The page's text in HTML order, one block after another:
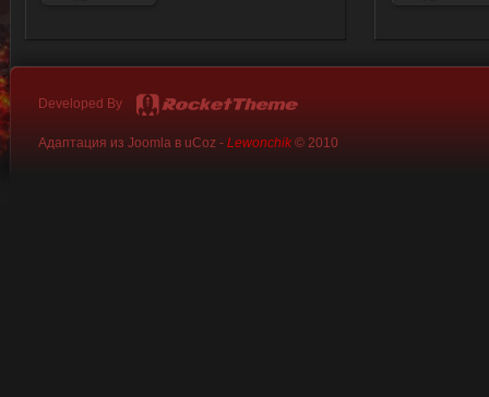
Developed By
Адаптация из Joomla в uCoz - Lewonchik© 2010